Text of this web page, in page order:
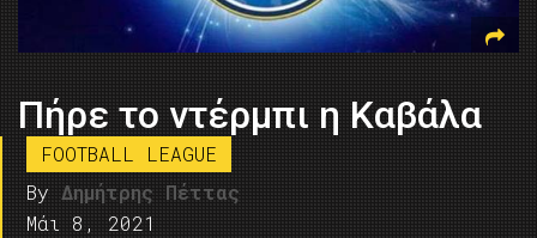
Πήρε το ντέρμπι η Καβάλα
FOOTBALL LEAGUE
By Δημήτρης Πέττας
Μάι 8, 2021